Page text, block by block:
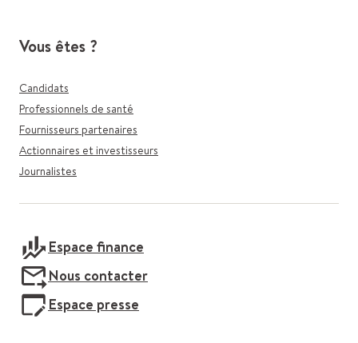
Vous êtes ?
Candidats
Professionnels de santé
Fournisseurs partenaires
Actionnaires et investisseurs
Journalistes
Espace finance
Nous contacter
Espace presse